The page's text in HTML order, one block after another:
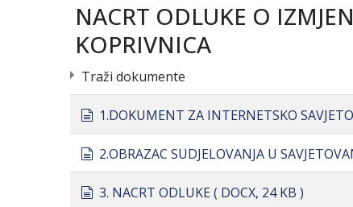
NACRT ODLUKE O
KOPRIVNICA
Traži dokumente
document
1.DOKUMENT ZA INTERNETSKO
document
2.OBRAZAC SUDJELOVANJA U
document
3. NACRT ODLUKE( DOCX, 24 KB )